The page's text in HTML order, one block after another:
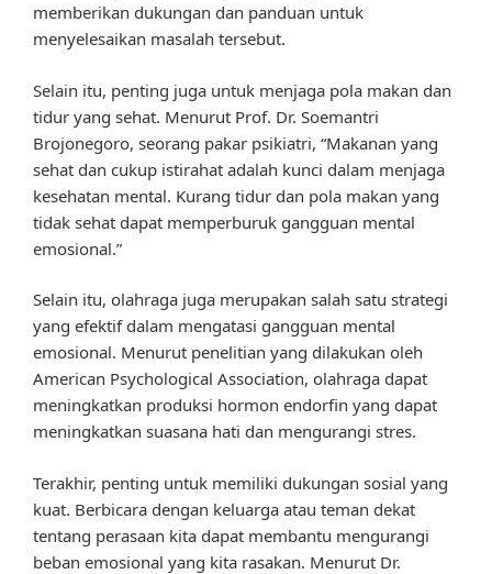
memberikan dukungan dan panduan untuk
menyelesaikan masalah tersebut.
Selain itu, penting juga untuk menjaga pola makan dan
tidur yang sehat. Menurut Prof. Dr. Soemantri
Brojonegoro, seorang pakar psikiatri, “Makanan yang
sehat dan cukup istirahat adalah kunci dalam menjaga
kesehatan mental. Kurang tidur dan pola makan yang
tidak sehat dapat memperburuk gangguan mental
emosional.”
Selain itu, olahraga juga merupakan salah satu strategi
yang efektif dalam mengatasi gangguan mental
emosional. Menurut penelitian yang dilakukan oleh
American Psychological Association, olahraga dapat
meningkatkan produksi hormon endorfin yang dapat
meningkatkan suasana hati dan mengurangi stres.
Terakhir, penting untuk memiliki dukungan sosial yang
kuat. Berbicara dengan keluarga atau teman dekat
tentang perasaan kita dapat membantu mengurangi
beban emosional yang kita rasakan. Menurut Dr.